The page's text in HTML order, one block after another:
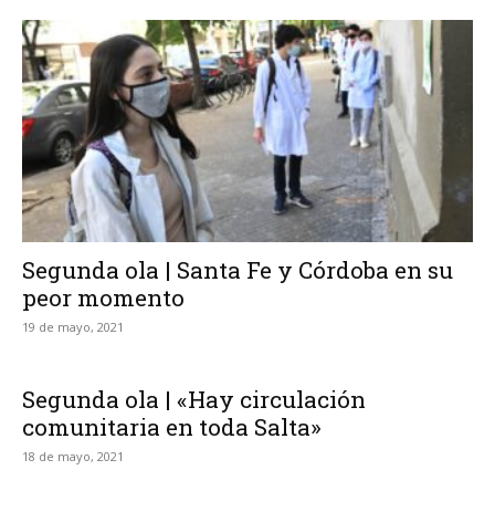
Segunda ola | Santa Fe y Córdoba en su
peor momento
19 de mayo, 2021
Segunda ola | «Hay circulación
comunitaria en toda Salta»
18 de mayo, 2021